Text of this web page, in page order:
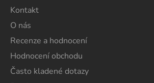
Kontakt
O nás
Recenze a hodnocení
Hodnocení obchodu
Často kladené dotazy